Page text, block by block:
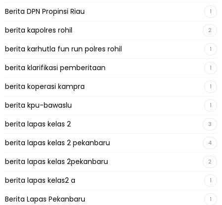
Berita DPN Propinsi Riau 1
berita kapolres rohil 2
berita karhutla fun run polres rohil 1
berita klarifikasi pemberitaan 1
berita koperasi kampra 1
berita kpu-bawaslu 1
berita lapas kelas 2 3
berita lapas kelas 2 pekanbaru 4
berita lapas kelas 2pekanbaru 2
berita lapas kelas2 a 1
Berita Lapas Pekanbaru 1